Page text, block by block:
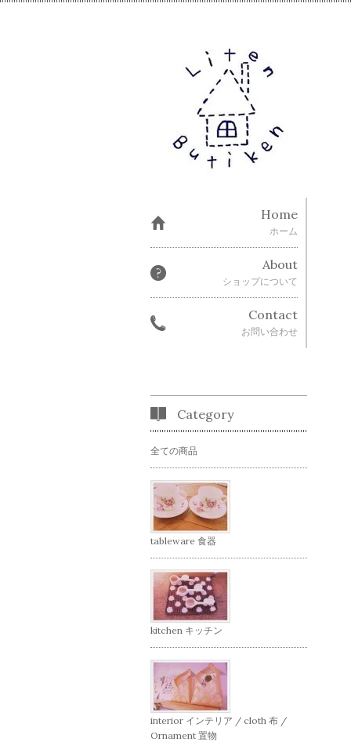
Home
ホーム
About
ショップについて
Contact
お問い合わせ
Category
全ての商品
tableware 食器
kitchen キッチン
interior インテリア / cloth 布 /
Ornament 置物